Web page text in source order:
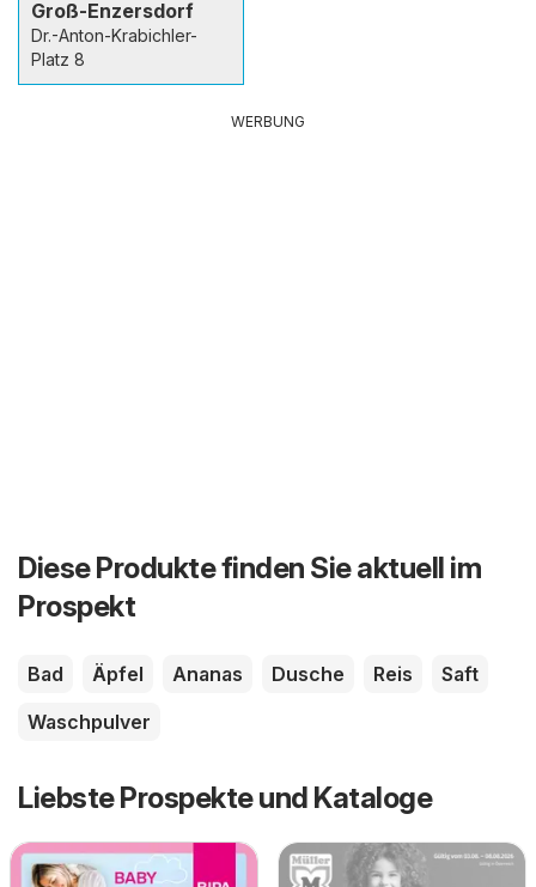
Groß-Enzersdorf
Dr.-Anton-Krabichler-
Platz 8
WERBUNG
Diese Produkte finden Sie aktuell im
Prospekt
Bad Äpfel Ananas Dusche Reis
Saft
Waschpulver
Liebste Prospekte und Kataloge